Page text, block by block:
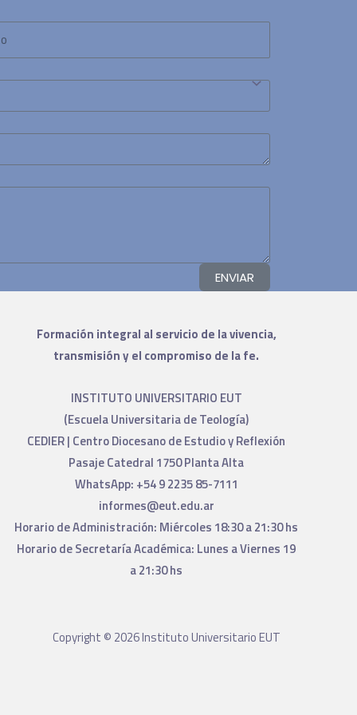
ENVIAR
Formación integral al servicio de la vivencia,
transmisión y el compromiso de la fe.
INSTITUTO UNIVERSITARIO EUT
(Escuela Universitaria de Teología)
CEDIER | Centro Diocesano de Estudio y Reflexión
Pasaje Catedral 1750 Planta Alta
WhatsApp: +54 9 2235 85-7111
informes@eut.edu.ar
Horario de Administración: Miércoles 18:30 a 21:30 hs
Horario de Secretaría Académica: Lunes a Viernes 19
a 21:30 hs
Copyright © 2026 Instituto Universitario EUT